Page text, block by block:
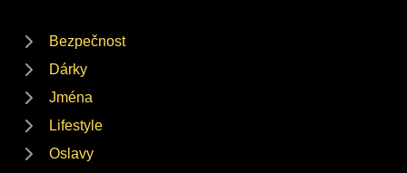
Bezpečnost
Dárky
Jména
Lifestyle
Oslavy